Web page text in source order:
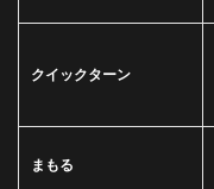
クイックターン
まもる